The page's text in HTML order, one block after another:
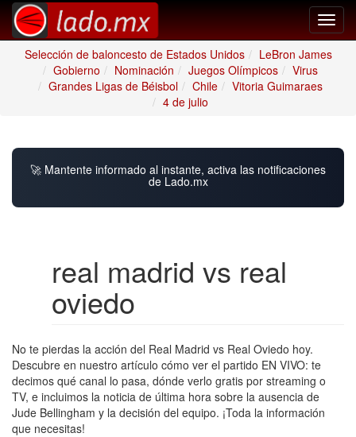
Selección de baloncesto de Estados Unidos
LeBron James
Gobierno
Nominación Juegos Olímpicos
Virus
Grandes Ligas de Béisbol
Chile
Vitoria Guimaraes
4 de julio
🚀 Mantente informado al instante, activa las notificaciones
de Lado.mx
real madrid vs real
oviedo
No te pierdas la acción del Real Madrid vs Real Oviedo hoy.
Descubre en nuestro artículo cómo ver el partido EN VIVO: te
decimos qué canal lo pasa, dónde verlo gratis por streaming o
TV, e incluimos la noticia de última hora sobre la ausencia de
Jude Bellingham y la decisión del equipo. ¡Toda la información
que necesitas!